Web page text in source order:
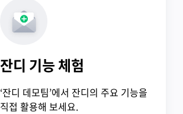
잔디 기능 체험
‘잔디 데모팀’에서 잔디의 주요 기능을
직접 활용해 보세요.